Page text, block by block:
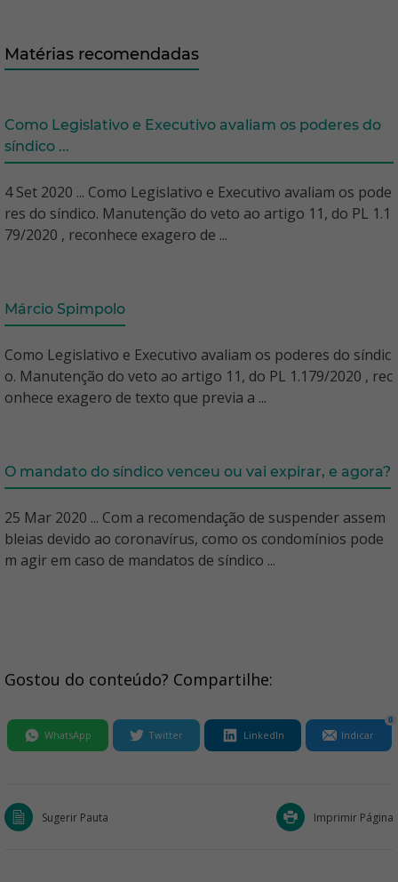
Matérias recomendadas
Como Legislativo e Executivo avaliam os poderes do
síndico ...
4 Set 2020 ... Como Legislativo e Executivo avaliam os pode
res do síndico. Manutenção do veto ao artigo 11, do PL 1.1
79/2020 , reconhece exagero de ...
Márcio Spimpolo
Como Legislativo e Executivo avaliam os poderes do síndic
o. Manutenção do veto ao artigo 11, do PL 1.179/2020 , rec
onhece exagero de texto que previa a ...
O mandato do síndico venceu ou vai expirar, e agora?
25 Mar 2020 ... Com a recomendação de suspender assem
bleias devido ao coronavírus, como os condomínios pode
m agir em caso de mandatos de síndico ...
Gostou do conteúdo? Compartilhe:
WhatsApp Twitter LinkedIn Indicar
0
Sugerir Pauta Imprimir Página